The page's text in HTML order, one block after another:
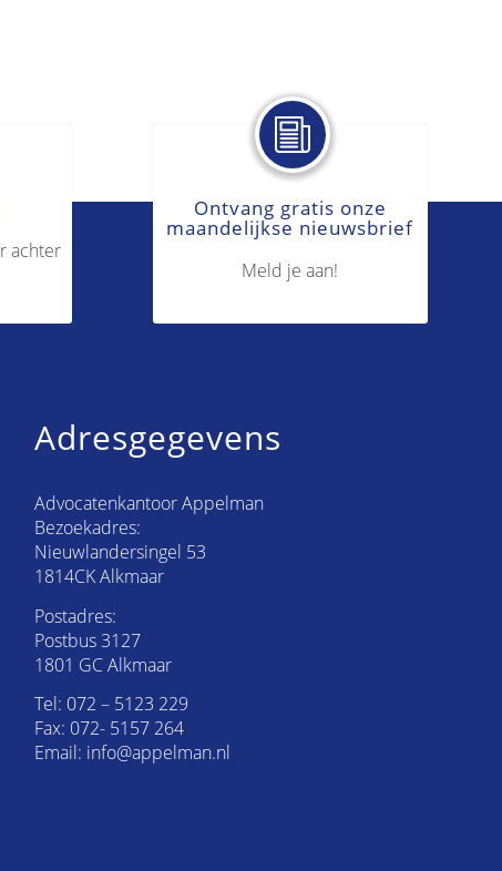
achter
Ontvang gratis onze
maandelijkse nieuwsbrief
Meld je aan!
Adresgegevens
Advocatenkantoor Appelman
Bezoekadres:
Nieuwlandersingel 53
1814CK Alkmaar
Postadres:
Postbus 3127
1801 GC Alkmaar
Tel: 072 – 5123 229
Fax: 072- 5157 264
Email: info@appelman.nl